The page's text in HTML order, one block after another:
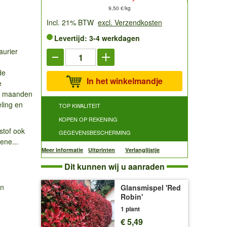
en
ook
9,50 €/kg
Incl. 21% BTW excl. Verzendkosten
Levertijd: 3-4 werkdagen
In het winkelmandje
TOP KWALITEIT
KOPEN OP REKENING
GEGEVENSBESCHERMING
Meer informatie Uitprinten Verlanglijstje
Dit kunnen wij u aanraden
Glansmispel 'Red
Robin'
1 plant
€ 5,49